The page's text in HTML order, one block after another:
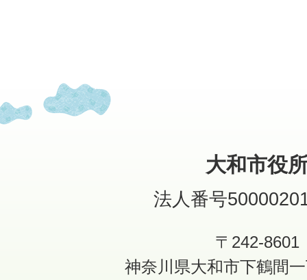
大和市役
法人番号
〒242-8601
神奈川県大和市下鶴間